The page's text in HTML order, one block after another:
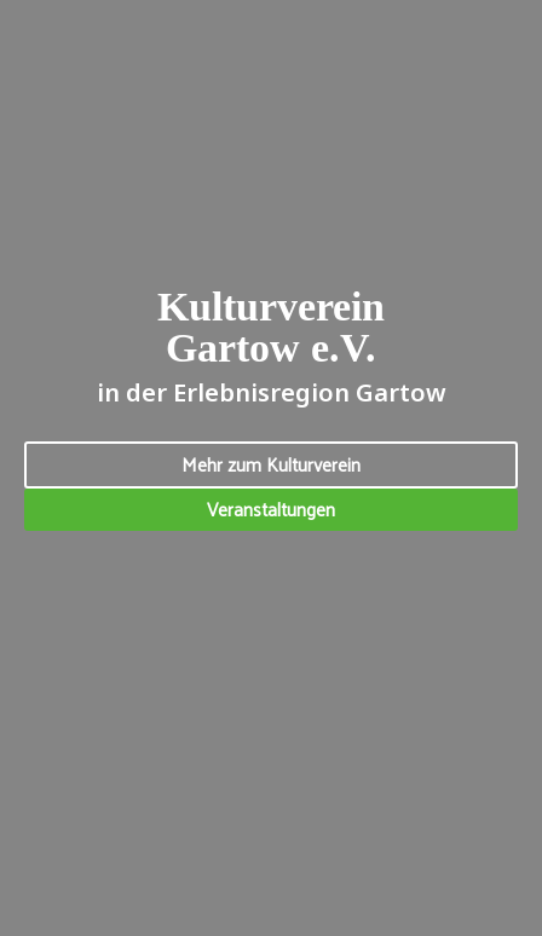
Kulturverein
Gartow e.V.
in der Erlebnisregion Gartow
Mehr zum Kulturverein
Veranstaltungen